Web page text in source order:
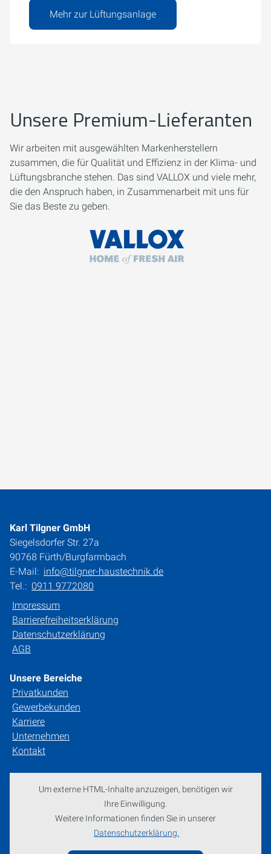
Mehr zur Lüftungsanlage
Unsere Premium-Lieferanten
Wir arbeiten mit ausgewählten Markenherstellern
zusammen, die für Qualität und Effizienz in der Klima- und
Lüftungsbranche stehen. Das sind VALLOX und viele mehr,
die den Anspruch haben, in Zusammenarbeit mit uns für
Sie das Beste zu geben.
Karl Tilgner GmbH
Siegelsdorfer Str. 27a
90768 Fürth/Burgfarrnbach
E-Mail: info@tilgner-haustechnik.de
Tel.: 0911 9772080
Impressum
Barrierefreiheitserklärung
Datenschutzerklärung
AGB
Unsere Bereiche
Privatkunden
Gewerbekunden
Karriere
Unternehmen
Kontakt
Um externe HTML-Inhalte anzuzeigen, benötigen wir
Ihre Einwilligung.
Weitere Informationen finden Sie in unserer
Datenschutzerklärung.